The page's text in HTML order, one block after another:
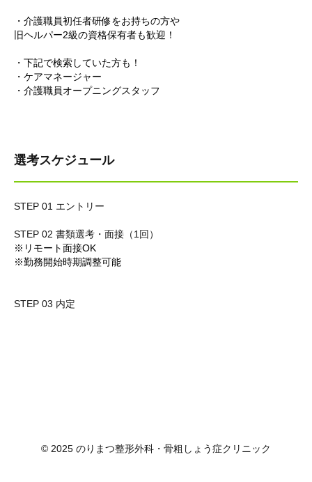
・介護職員初任者研修をお持ちの方や
旧ヘルパー2級の資格保有者も歓迎！
・下記で検索していた方も！
・ケアマネージャー
・介護職員オープニングスタッフ
選考スケジュール
STEP 01 エントリー
STEP 02 書類選考・面接（1回）
※リモート面接OK
※勤務開始時期調整可能
STEP 03 内定
© 2025 のりまつ整形外科・骨粗しょう症クリニック